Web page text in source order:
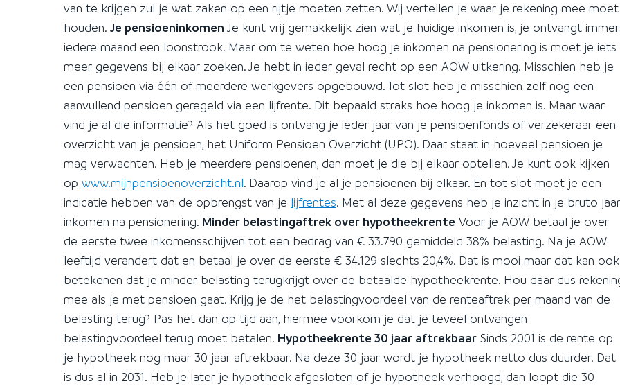
van te krijgen zul je wat zaken op een rijtje moeten zetten. Wij vertellen je waar je rekening mee moet
houden. Je pensioeninkomen Je kunt vrij gemakkelijk zien wat je huidige inkomen is, je ontvangt
iedere maand een loonstrook. Maar om te weten hoe hoog je inkomen na pensionering is moet je iets
meer gegevens bij elkaar zoeken. Je hebt in ieder geval recht op een AOW uitkering. Misschien heb je
een pensioen via één of meerdere werkgevers opgebouwd. Tot slot heb je misschien zelf nog een
aanvullend pensioen geregeld via een lijfrente. Dit bepaald straks hoe hoog je inkomen is. Maar waar
vind je al die informatie? Als het goed is ontvang je ieder jaar van je pensioenfonds of verzekeraar een
overzicht van je pensioen, het Uniform Pensioen Overzicht (UPO). Daar staat in hoeveel pensioen je
mag verwachten. Heb je meerdere pensioenen, dan moet je die bij elkaar optellen. Je kunt ook kijken
op www.mijnpensioenoverzicht.nl. Daarop vind je al je pensioenen bij elkaar. En tot slot moet je een
indicatie hebben van de opbrengst van je lijfrentes. Met al deze gegevens heb je inzicht in je bruto jaar
inkomen na pensionering. Minder belastingaftrek over hypotheekrente Voor je AOW betaal je over
de eerste twee inkomensschijven tot een bedrag van € 33.790 gemiddeld 38% belasting. Na je AOW
leeftijd verandert dat en betaal je over de eerste € 34.129 slechts 20,4%. Dat is mooi maar dat kan ook
betekenen dat je minder belasting terugkrijgt over de betaalde hypotheekrente. Hou daar dus
mee als je met pensioen gaat. Krijg je de het belastingvoordeel van de renteaftrek per maand van de
belasting terug? Pas het dan op tijd aan, hiermee voorkom je dat je teveel ontvangen
belastingvoordeel terug moet betalen. Hypotheekrente 30 jaar aftrekbaar Sinds 2001 is de rente op
je hypotheek nog maar 30 jaar aftrekbaar. Na deze 30 jaar wordt je hypotheek netto dus duurder. Dat
is dus al in 2031. Heb je later je hypotheek afgesloten of je hypotheek verhoogd, dan loopt die 30